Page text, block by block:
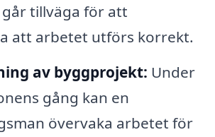
tillväga för att
att arbetet utförs korrekt.
av byggprojekt: Under
gång kan en
övervaka arbetet för